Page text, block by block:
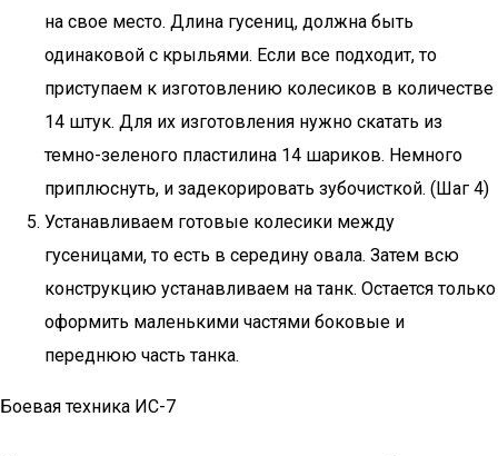
на свое место. Длина гусениц, должна быть
одинаковой с крыльями. Если все подходит, то
приступаем к изготовлению колесиков в количестве
14 штук. Для их изготовления нужно скатать из
темно-зеленого пластилина 14 шариков. Немного
приплюснуть, и задекорировать зубочисткой. (Шаг 4)
Устанавливаем готовые колесики между
гусеницами, то есть в середину овала. Затем всю
конструкцию устанавливаем на танк. Остается только
оформить маленькими частями боковые и
переднюю часть танка.
Боевая техника ИС-7